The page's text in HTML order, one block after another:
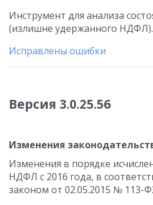
Инструмент для анализа
(излишне удержанного НДФЛ).
Исправлены ошибки
Версия 3.0.25.56
Изменения
Изменения в порядке
НДФЛ с 2016 года, в
законом от 02.05.2015 № 113-